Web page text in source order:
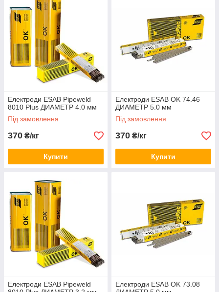
Електроди ESAB Pipeweld
8010 Plus ДИАМЕТР 4.0 мм
Під замовлення
370 ₴/кг
Купити
Електроди ESAB OK 74.46
ДИАМЕТР 5.0 мм
Під замовлення
370 ₴/кг
Купити
Електроди ESAB Pipeweld
Електроди ESAB OK 73.08